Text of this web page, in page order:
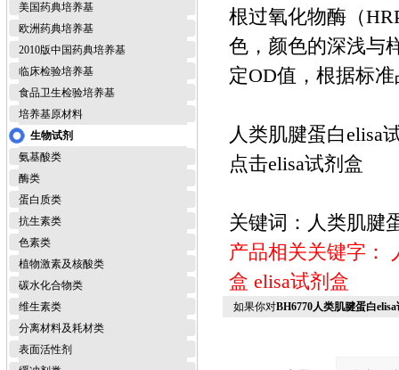
美国药典培养基
欧洲药典培养基
2010版中国药典培养基
临床检验培养基
食品卫生检验培养基
培养基原材料
生物试剂
氨基酸类
酶类
蛋白质类
抗生素类
色素类
植物激素及核酸类
碳水化合物类
维生素类
分离材料及耗材类
表面活性剂
根过氧化物酶（
色，颜色的深浅与
定OD值，根据标
人类肌腱蛋白elisa
点击elisa试剂盒
关键词：人类肌腱
产品相关关键字：
盒 elisa试剂盒
如果你对BH6770人类肌腱蛋白